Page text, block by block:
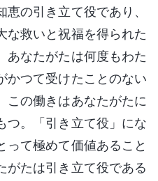
の引き立て役であり、
な救いと祝福を得られた
あなたがたは何度もわた
かつて受けたことのない
この働きはあなたがたに
つ。「引き立て役」にな
って極めて価値あること
がたは引き立て役である